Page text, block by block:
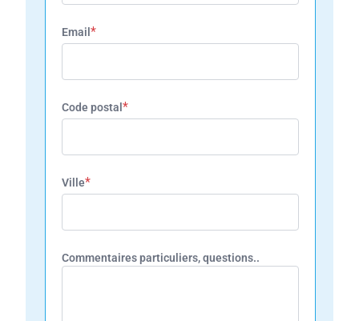
Email *
Code postal *
Ville*
Commentaires particuliers, questions..